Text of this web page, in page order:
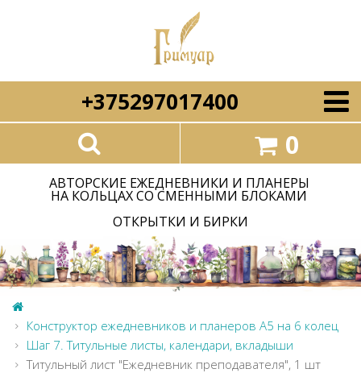
+375297017400
0
АВТОРСКИЕ ЕЖЕДНЕВНИКИ И ПЛАНЕРЫ
НА КОЛЬЦАХ СО СМЕННЫМИ БЛОКАМИ
ОТКРЫТКИ И БИРКИ
Конструктор ежедневников и планеров А5 на 6 колец
Шаг 7. Титульные листы, календари, вкладыши
Титульный лист "Ежедневник преподавателя", 1 шт